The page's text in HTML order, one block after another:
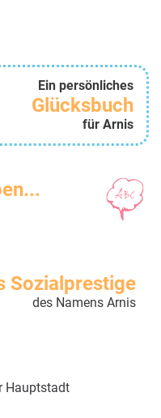
Ein persönliches
Glücksbuch
für Arnis
Sozialprestige
des Namens Arnis
Hauptstadt